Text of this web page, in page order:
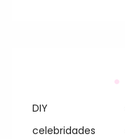
DIY
celebridades